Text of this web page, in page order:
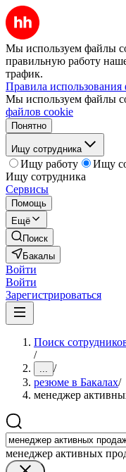
Мы используем файлы
правильную работу
трафик.
Правила
Мы используем файлы
файлов cookie
Понятно
Ищу сотрудника
Ищу работу
Ищу
Ищу сотрудника
Сервисы
Помощь
Ещё
Поиск
Бакалы
Войти
Войти
Зарегистрироваться
Поиск
/
... /
резюме в Бакалах/
менеджер
менеджер активных